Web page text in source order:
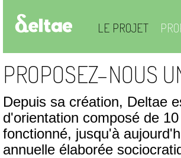
LE PROJET
PROPOSEZ-NOUS
Depuis sa création, Deltae
d'orientation composé de
fonctionné, jusqu'à
annuelle élaborée